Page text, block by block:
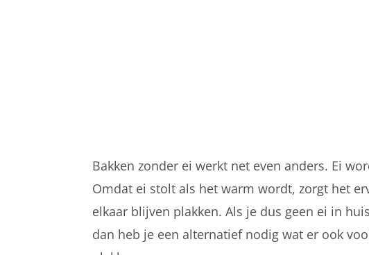
Bakken zonder ei werkt net even anders. Ei
Omdat ei stolt als het warm wordt, zorgt het
elkaar blijven plakken. Als je dus geen ei in
dan heb je een alternatief nodig wat er ook